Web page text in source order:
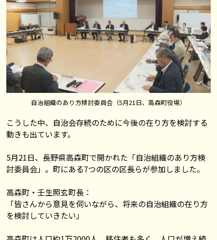
自治組織のあり方検討委員会（5月21日、高森町役場）
こうした中、自治会存続のために今後の在り方を検討する
動きも出ています。
5月21日、長野県高森町で開かれた「自治組織のあり方検
討委員会」。町にある7つの区の区長らが参加しました。
高森町・壬生照玄町長：
「皆さんから意見を伺いながら、将来の自治組織の在り方
を検討していきたい」